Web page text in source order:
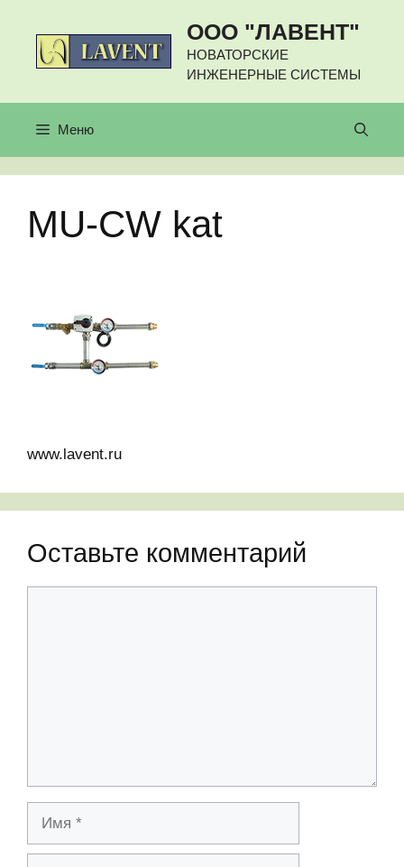
содержимому
ООО "ЛАВЕНТ"
НОВАТОРСКИЕ
ИНЖЕНЕРНЫЕ СИСТЕМЫ
Меню
MU-CW kat
www.lavent.ru
Оставьте комментарий